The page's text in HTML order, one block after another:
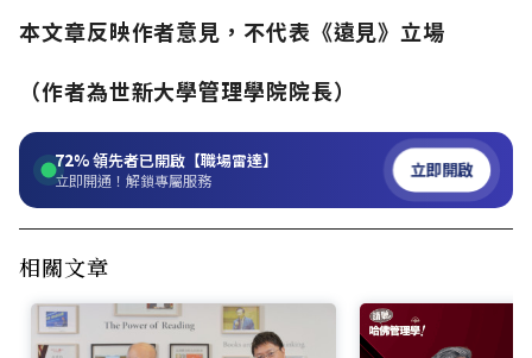
本文章反映作者意見，不代表《遠見》立場
（作者為世新大學管理學院院長）
72%領先者已開啟【職場雷達】
立即開通！解鎖專屬服務 立即開啟
相關文章